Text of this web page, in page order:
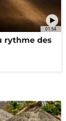
01:54
rythme des